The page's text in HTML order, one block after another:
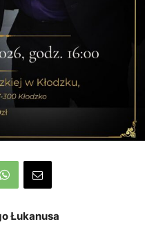
Łukanusa